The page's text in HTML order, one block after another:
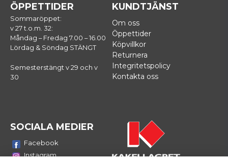
ÖPPETTIDER
Sommaröppet:
v 27 t.o.m. 32:
Måndag – Fredag 7.00 – 16.00
Lördag & Söndag STÄNGT
Semesterstängt v 29 och v
30
KUNDTJÄNST
Om oss
Öppettider
Köpvillkor
Returnera
Integritetspolicy
Kontakta oss
SOCIALA MEDIER
Facebook
Instagram